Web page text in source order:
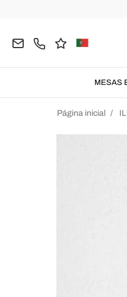
MESAS
Página inicial